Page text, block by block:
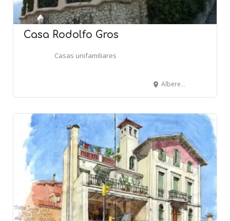
Casa Rodolfo Gros
Casas unifamiliares
Alberes, 27 - Algarves, 1 - Navarro Reverter, 2B - BARCELONA